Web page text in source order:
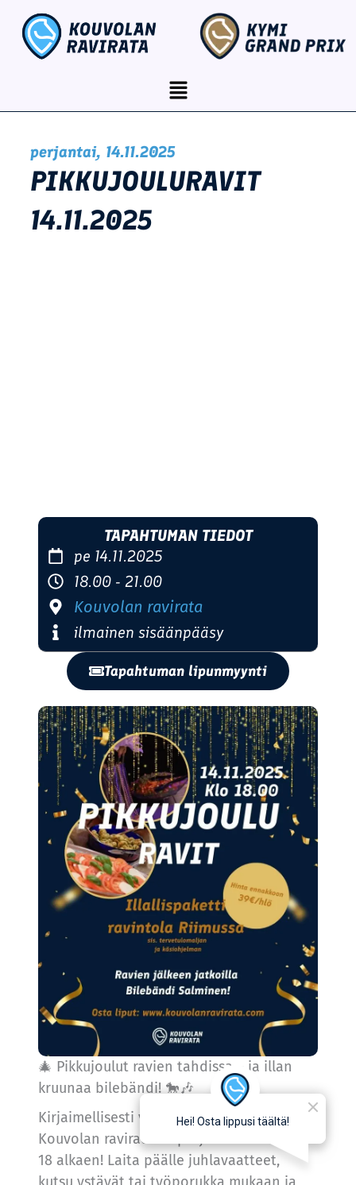
content
sisältöön
Menu
perjantai, 14.11.2025
PIKKUJOULURAVIT
14.11.2025
🎄 Pikkujoulut ravien tahdissa – ja illan
kruunaa bilebändi! 🐎🎶
Kirjaimellisesti vauhdikkaat pikkujoulut
Kouvolan raviradalla perjantaina 14.11. klo
18 alkaen! Laita päälle juhlavaatteet,
TAPAHTUMAN TIEDOT
pe 14.11.2025
18.00 - 21.00
Kouvolan ravirata
ilmainen sisäänpääsy
Tapahtuman lipunmyynti